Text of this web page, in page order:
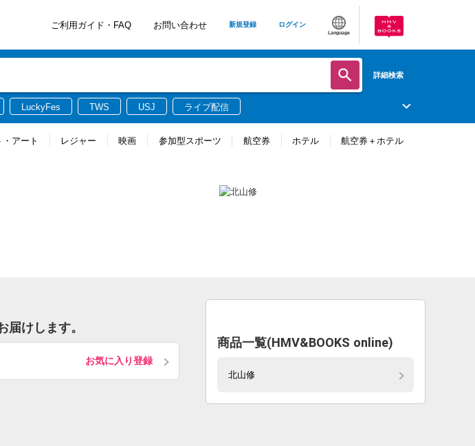
ご利用ガイド・FAQ お問い合わせ 新規登録 ログイン
Language
詳細検索
LuckyFes TWS USJ ライブ配信
アート レジャー 映画 参加型スポーツ 航空券 ホテル 航空券＋ホテル
けします。
お気に入り登録
商品一覧(HMV&BOOKS online)
北山修